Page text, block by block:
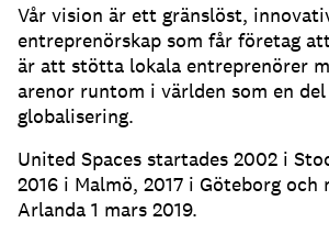
Vår vision är ett gränslöst,
entreprenörskap som får företag
är att stötta lokala entreprenörer
arenor runtom i världen som en
globalisering.
United Spaces startades 2002 i
2016 i Malmö, 2017 i Göteborg och
Arlanda 1 mars 2019.